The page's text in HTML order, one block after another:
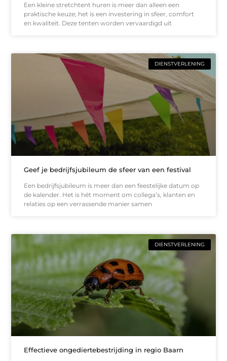
Een kleine stretchtent huren is meer dan alleen een
praktische keuze; het is een investering in sfeer, comfort
en kwaliteit. Deze tenten worden vervaardigd uit
DIENSTVERLENING
Geef je bedrijfsjubileum de sfeer van een festival
Een bedrijfsjubileum is meer dan een feestelijke datum op
de kalender. Het is hét moment om collega’s, klanten en
relaties op een verrassende manier samen
DIENSTVERLENING
Effectieve ongediertebestrijding in regio Baarn